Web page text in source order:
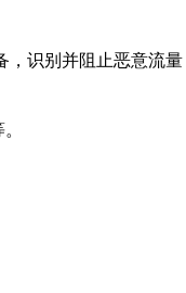
识别并阻止恶意流量